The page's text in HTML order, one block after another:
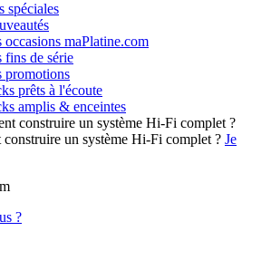
spéciales
occasions maPlatine.com
fins de série
promotions
prêts à l'écoute
amplis & enceintes
construire un système Hi-Fi complet ? Je
?